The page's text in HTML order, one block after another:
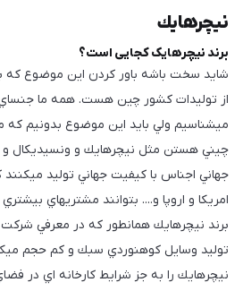
نيچرهايك
برند نيچرهایک كجایی است؟
از توليدات كشور چين هست. همه ما
ميشناسيم ولي بايد اين موضوع بدونيم كه
چيني هستن مثل نيچرهايك و ونسيديكال و
جهاني اجناس با كيفيت جهاني توليد
امريكا و اروپا و.... بتوانند مشتريهاي
برند نيچرهايك همانطور كه در معرفي
توليد وسايل كوهنوردي سبك و كم حجم
نيچرهايك را به جز شرايط كارخانه اي در فضاي